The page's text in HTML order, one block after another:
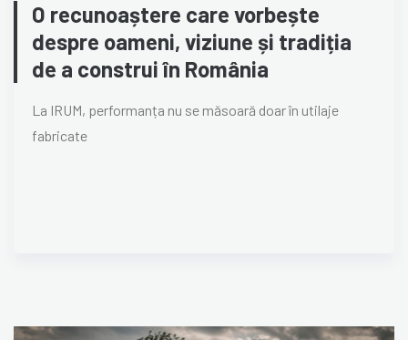
O recunoaștere care vorbește
despre oameni, viziune și tradiția
de a construi în România
La IRUM, performanța nu se măsoară doar în utilaje
fabricate